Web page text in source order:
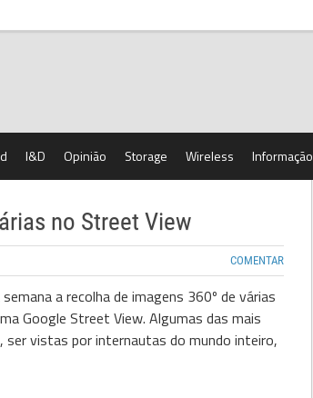
I&D Opinião Storage Wireless Informação
no Street View
COMENTAR
a recolha de imagens 360º de várias
Google Street View. Algumas das mais
ser vistas por internautas do mundo inteiro,